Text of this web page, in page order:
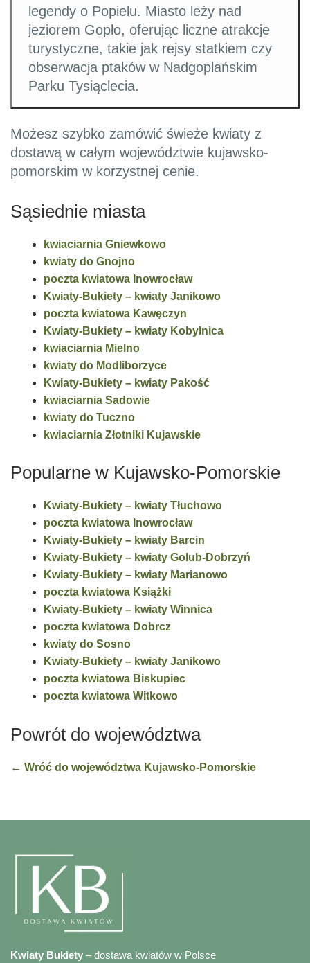
legendy o Popielu. Miasto leży nad
jeziorem Gopło, oferując liczne atrakcje
turystyczne, takie jak rejsy statkiem czy
obserwacja ptaków w Nadgoplańskim
Parku Tysiąclecia.
Możesz szybko zamówić świeże kwiaty z
dostawą w całym województwie kujawsko-
pomorskim w korzystnej cenie.
Sąsiednie miasta
kwiaciarnia Gniewkowo
kwiaty do Gnojno
poczta kwiatowa Inowrocław
Kwiaty-Bukiety – kwiaty Janikowo
poczta kwiatowa Kawęczyn
Kwiaty-Bukiety – kwiaty Kobylnica
kwiaciarnia Mielno
kwiaty do Modliborzyce
Kwiaty-Bukiety – kwiaty Pakość
kwiaciarnia Sadowie
kwiaty do Tuczno
kwiaciarnia Złotniki Kujawskie
Popularne w Kujawsko-Pomorskie
Kwiaty-Bukiety – kwiaty Tłuchowo
poczta kwiatowa Inowrocław
Kwiaty-Bukiety – kwiaty Barcin
Kwiaty-Bukiety – kwiaty Golub-Dobrzyń
Kwiaty-Bukiety – kwiaty Marianowo
poczta kwiatowa Książki
Kwiaty-Bukiety – kwiaty Winnica
poczta kwiatowa Dobrcz
kwiaty do Sosno
Kwiaty-Bukiety – kwiaty Janikowo
poczta kwiatowa Biskupiec
poczta kwiatowa Witkowo
Powrót do województwa
← Wróć do województwa Kujawsko-Pomorskie
Kwiaty Bukiety – dostawa kwiatów w Polsce